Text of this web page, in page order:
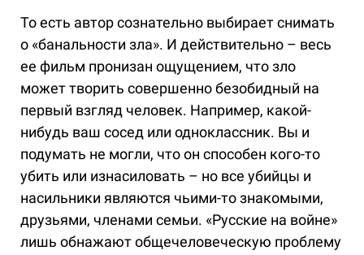
То есть автор сознательно выбирает снимать
о «банальности зла». И действительно – весь
ее фильм пронизан ощущением, что зло
может творить совершенно безобидный на
первый взгляд человек. Например, какой-
нибудь ваш сосед или одноклассник. Вы и
подумать не могли, что он способен кого-то
убить или изнасиловать – но все убийцы и
насильники являются чьими-то знакомыми,
друзьями, членами семьи. «Русские на войне»
лишь обнажают общечеловеческую проблему